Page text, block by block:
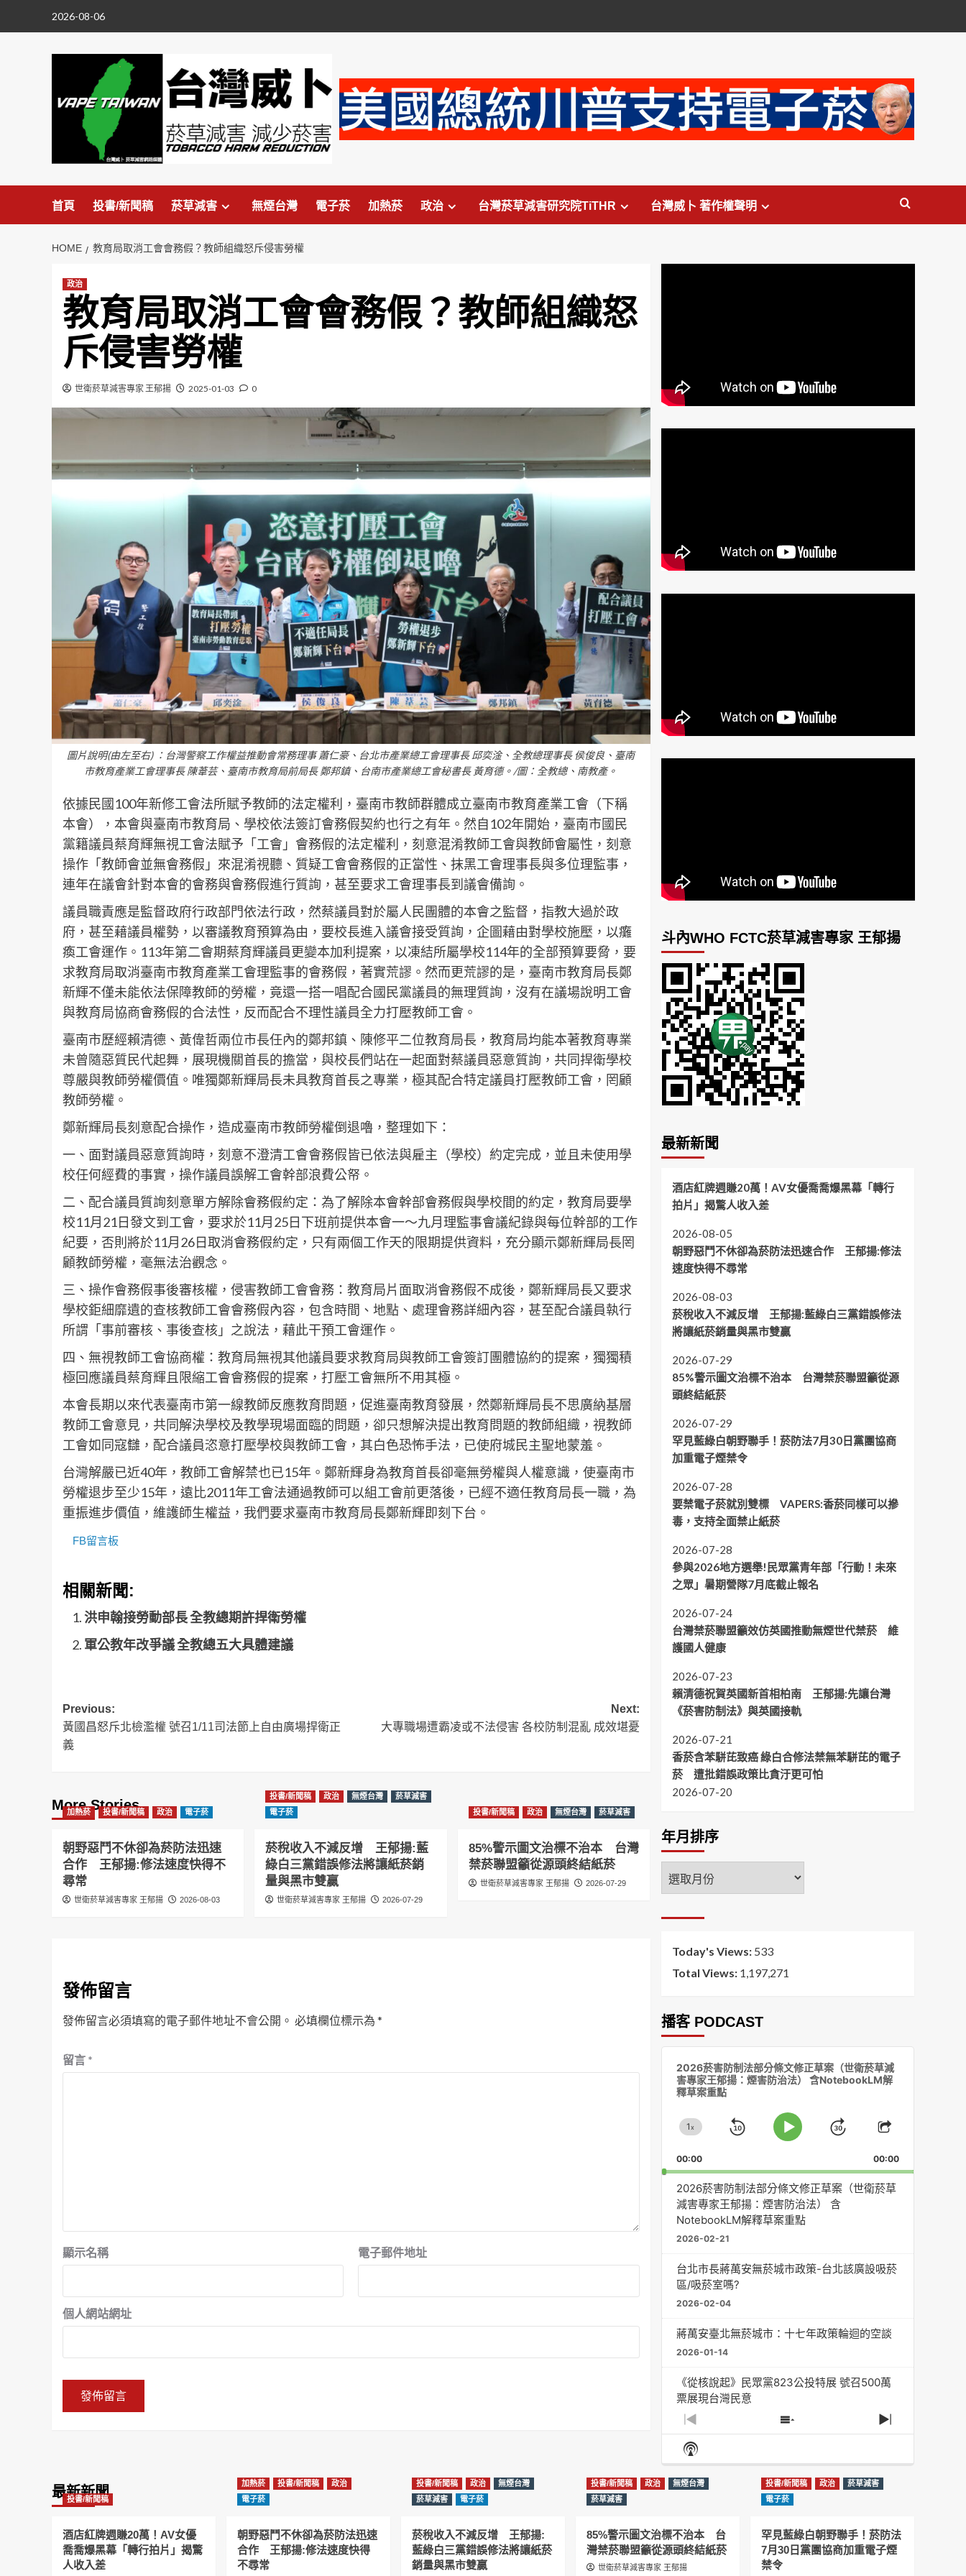
2026-08-06
首頁 投書/新聞稿 菸草減害 無煙台灣 電子菸 加熱菸 政治 台灣菸草減害研究院TiTHR 台灣威卜 著作權聲明
HOME 教育局取消工會會務假？教師組織怒斥侵害勞權
政治
教育局取消工會會務假？教師組織怒
斥侵害勞權
世衛菸草減害專家 王郁揚 2025-01-03 0
圖片說明(由左至右) ：台灣警察工作權益推動會常務理事 蕭仁豪、台北市產業總工會理事長 邱奕淦、全教總理事長 侯俊良、臺南
市教育產業工會理事長 陳葦芸、臺南市教育局前局長 鄭邦鎮、台南市產業總工會秘書長 黃育德。/圖：全教總、南教產。
依據民國100年新修工會法所賦予教師的法定權利，臺南市教師群體成立臺南市教育產業工會（下稱
本會），本會與臺南市教育局、學校依法簽訂會務假契約也行之有年。然自102年開始，臺南市國民
黨籍議員蔡育輝無視工會法賦予「工會」會務假的法定權利，刻意混淆教師工會與教師會屬性，刻意
操作「教師會並無會務假」來混淆視聽、質疑工會會務假的正當性、抹黑工會理事長與多位理監事，
連年在議會針對本會的會務與會務假進行質詢，甚至要求工會理事長到議會備詢。
議員職責應是監督政府行政部門依法行政，然蔡議員對於屬人民團體的本會之監督，指教大過於政
府，甚至藉議員權勢，以審議教育預算為由，要校長進入議會接受質詢，企圖藉由對學校施壓，以癱
瘓工會運作。113年第二會期蔡育輝議員更變本加利提案，以凍結所屬學校114年的全部預算要脅，要
求教育局取消臺南市教育產業工會理監事的會務假，著實荒謬。然而更荒謬的是，臺南市教育局長鄭
新輝不僅未能依法保障教師的勞權，竟還一搭一唱配合國民黨議員的無理質詢，沒有在議場說明工會
與教育局協商會務假的合法性，反而配合不理性議員全力打壓教師工會。
臺南市歷經賴清德、黃偉哲兩位市長任內的鄭邦鎮、陳修平二位教育局長，教育局均能本著教育專業
未曾隨惡質民代起舞，展現機關首長的擔當，與校長們站在一起面對蔡議員惡意質詢，共同捍衛學校
尊嚴與教師勞權價值。唯獨鄭新輝局長未具教育首長之專業，極其配合特定議員打壓教師工會，罔顧
教師勞權。
鄭新輝局長刻意配合操作，造成臺南市教師勞權倒退嚕，整理如下：
一、面對議員惡意質詢時，刻意不澄清工會會務假皆已依法與雇主（學校）約定完成，並且未使用學
校任何經費的事實，操作議員誤解工會幹部浪費公帑。
二、配合議員質詢刻意單方解除會務假約定：為了解除本會幹部會務假與學校間的約定，教育局要學
校11月21日發文到工會，要求於11月25日下班前提供本會一～九月理監事會議紀錄與每位幹部的工作
紀要，否則將於11月26日取消會務假約定，只有兩個工作天的限期提供資料，充分顯示鄭新輝局長罔
顧教師勞權，毫無法治觀念。
三、操作會務假事後審核權，侵害教師工會會務：教育局片面取消會務假不成後，鄭新輝局長又要求
學校鉅細靡遺的查核教師工會會務假內容，包含時間、地點、處理會務詳細內容，甚至配合議員執行
所謂「事前審核、事後查核」之說法，藉此干預工會運作。
四、無視教師工會協商權：教育局無視其他議員要求教育局與教師工會簽訂團體協約的提案，獨獨積
極回應議員蔡育輝且限縮工會會務假的提案，打壓工會無所不用其極。
本會長期以來代表臺南市第一線教師反應教育問題，促進臺南教育發展，然鄭新輝局長不思廣納基層
教師工會意見，共同解決學校及教學現場面臨的問題，卻只想解決提出教育問題的教師組織，視教師
工會如同寇讎，配合議員恣意打壓學校與教師工會，其白色恐怖手法，已使府城民主聖地蒙羞。
台灣解嚴已近40年，教師工會解禁也已15年。鄭新輝身為教育首長卻毫無勞權與人權意識，使臺南市
勞權退步至少15年，遠比2011年工會法通過教師可以組工會前更落後，已經不適任教育局長一職，為
重振進步價值，維護師生權益，我們要求臺南市教育局長鄭新輝即刻下台。
FB留言板
相關新聞:
洪申翰接勞動部長 全教總期許捍衛勞權
軍公教年改爭議 全教總五大具體建議
Post
navigation
Previous:
黃國昌怒斥北檢濫權 號召1/11司法節上自由廣場捍衛正
義
Next:
大專職場遭霸凌或不法侵害 各校防制混亂 成效堪憂
More Stories
加熱菸 投書/新聞稿 政治 電子菸
朝野惡鬥不休卻為菸防法迅速
合作 王郁揚:修法速度快得不
尋常
世衛菸草減害專家 王郁揚 2026-08-03
投書/新聞稿 政治 無煙台灣
菸草減害
電子菸
菸稅收入不減反增 王郁揚:藍
綠白三黨錯誤修法將讓紙菸銷
量與黑市雙贏
世衛菸草減害專家 王郁揚 2026-07-29
投書/新聞稿 政治 無煙台灣 菸草減害
85%警示圖文治標不治本 台灣
禁菸聯盟籲從源頭終結紙菸
世衛菸草減害專家 王郁揚 2026-07-29
發佈留言
發佈留言必須填寫的電子郵件地址不會公開。 必填欄位標示為 *
留言 *
顯示名稱 電子郵件地址
個人網站網址
斗內WHO FCTC菸草減害專家 王郁揚
最新新聞
酒店紅牌週賺20萬！AV女優喬喬爆黑幕「轉行
拍片」揭驚人收入差
2026-08-05
朝野惡鬥不休卻為菸防法迅速合作 王郁揚:修法
速度快得不尋常
2026-08-03
菸稅收入不減反增 王郁揚:藍綠白三黨錯誤修法
將讓紙菸銷量與黑市雙贏
2026-07-29
85%警示圖文治標不治本 台灣禁菸聯盟籲從源
頭終結紙菸
2026-07-29
罕見藍綠白朝野聯手！菸防法7月30日黨團協商
加重電子煙禁令
2026-07-28
要禁電子菸就別雙標 VAPERS:香菸同樣可以摻
毒，支持全面禁止紙菸
2026-07-28
參與2026地方選舉!民眾黨青年部「行動！未來
之眾」暑期營隊7月底截止報名
2026-07-24
台灣禁菸聯盟籲效仿英國推動無煙世代禁菸 維
護國人健康
2026-07-23
賴清德祝賀英國新首相柏南 王郁揚:先讓台灣
《菸害防制法》與英國接軌
2026-07-21
香菸含苯駢芘致癌 綠白合修法禁無苯駢芘的電子
菸 遭批錯誤政策比貪汙更可怕
2026-07-20
年月排序
年
月
Today's Views: 533
Total Views: 1,197,271
播客 PODCAST
2026菸害防制法部分條文修正草案（世衛菸草減
害專家王郁揚：煙害防治法） 含NotebookLM解
釋草案重點
Change
Rate
1x
Skip Play
Jump
Forward
Share
Episode
00:00 00:00
2026菸害防制法部分條文修正草案（世衛菸草
減害專家王郁揚：煙害防治法） 含
NotebookLM解釋草案重點
2026-02-21
台北市長蔣萬安無菸城市政策-台北該廣設吸菸
區/吸菸室嗎?
2026-02-04
蔣萬安臺北無菸城市：十七年政策輪迴的空談
2026-01-14
《從核說起》民眾黨823公投特展 號召500萬
票展現台灣民意
2025-08-11
大罷免凸 <726,823反罷免主題曲> #大展鴻圖
2025-07-05
دليل مناصرة السجائر الإلكترونية: التاريخ الخفي
الاجتماعية #Fahad Al-Jalajel #فهد بن
عبدالرحمن الجلاجل #Sania Nishtar #ثانیہ نشتر;
2025-05-17
Previous
Episode
Show
Episodes
Next
Episode
Show
Podcast
Information
最新新聞
投書/新聞稿
酒店紅牌週賺20萬！AV女優
喬喬爆黑幕「轉行拍片」揭驚
人收入差
加熱菸 投書/新聞稿
政治
電子菸
朝野惡鬥不休卻為菸防法迅速
合作 王郁揚:修法速度快得
不尋常
投書/新聞稿 政治
無煙台灣
菸草減害
電子菸
菸稅收入不減反增 王郁揚:
藍綠白三黨錯誤修法將讓紙菸
銷量與黑市雙贏
投書/新聞稿 政治
無煙台灣
菸草減害
85%警示圖文治標不治本 台
灣禁菸聯盟籲從源頭終結紙菸
世衛菸草減害專家 王郁揚
投書/新聞稿 政治
菸草減害
電子菸
罕見藍綠白朝野聯手！菸防法
7月30日黨團協商加重電子煙
禁令